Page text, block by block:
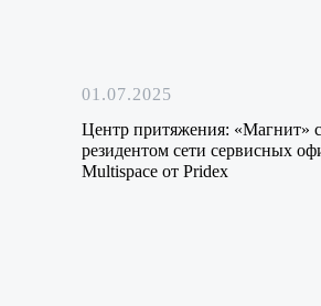
01.07.2025
Центр притяжения: «Магнит»
резидентом сети сервисных
Multispace от Pridex